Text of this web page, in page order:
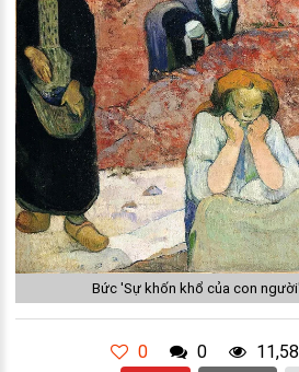
Bức 'Sự khốn khổ của con
0 0